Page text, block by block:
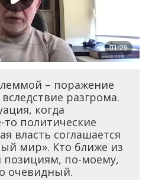
– поражение
разгрома.
когда
то политические
власть соглашается
мир». Кто ближе из
позициям, по-моему,
очевидный.